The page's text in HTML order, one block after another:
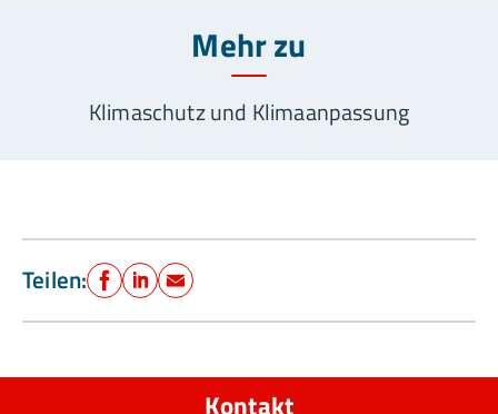
Mehr zu
Klimaschutz und Klimaanpassung
Teilen: Facebook
LinkedIn
E-Mail
Kontakt